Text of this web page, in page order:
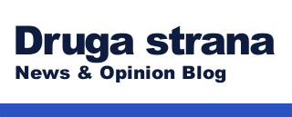
Druga strana
News & Opinion Blog